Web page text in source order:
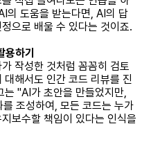
의 도움을 받는다면, AI의 답
으로 배울 수 있다는 것이죠.
하기
작성한 것처럼 꼼꼼히 검토
해서도 인간 코드 리뷰를 진
는 "AI가 초안을 만들었지만,
조성하여, 모든 코드는 누가
보수할 책임이 있다는 인식을